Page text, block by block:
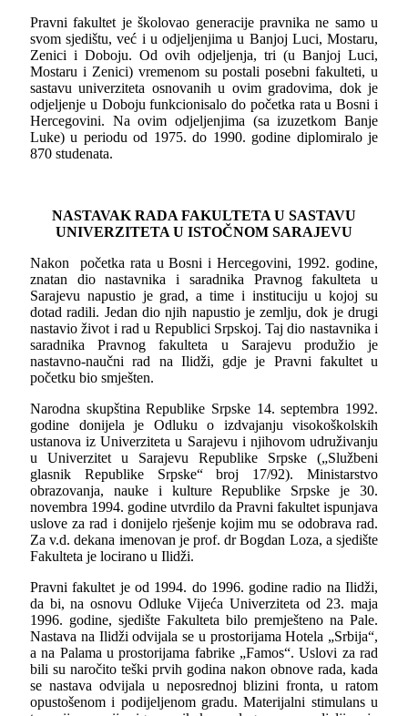
Pravni fakultet je školovao generacije pravnika ne samo u
svom sjedištu, već i u odјeljenjima u Banjoj Luci, Mostaru,
Zenici i Doboju. Od ovih odјeljenja, tri (u Banjoj Luci,
Mostaru i Zenici) vremenom su postali posebni fakulteti, u
sastavu univerziteta osnovanih u ovim gradovima, dok je
odјeljenje u Doboju funkcionisalo do početka rata u Bosni i
Hercegovini. Na ovim odјeljenjima (sa izuzetkom Banje
Luke) u periodu od 1975. do 1990. godine diplomiralo je
870 studenata.
NASTAVAK RADA FAKULTETA U SASTAVU
UNIVERZITETA U ISTOČNOM SARAJEVU
Nakon početka rata u Bosni i Hercegovini, 1992. godine,
znatan dio nastavnika i saradnika Pravnog fakulteta u
Sarajevu napustio je grad, a time i instituciju u kojoj su
dotad radili. Jedan dio njih napustio je zemlju, dok je drugi
nastavio život i rad u Republici Srpskoj. Taj dio nastavnika i
saradnika Pravnog fakulteta u Sarajevu produžio je
nastavno-naučni rad na Ilidži, gdje je Pravni fakultet u
početku bio smješten.
Narodna skupština Republike Srpske 14. septembra 1992.
godine donijela je Odluku o izdvajanju visokoškolskih
ustanova iz Univerziteta u Sarajevu i njihovom udruživanju
u Univerzitet u Sarajevu Republike Srpske („Službeni
glasnik Republike Srpske“ broj 17/92). Ministarstvo
obrazovanja, nauke i kulture Republike Srpske je 30.
novembra 1994. godine utvrdilo da Pravni fakultet ispunjava
uslove za rad i donijelo rješenje kojim mu se odobrava rad.
Za v.d. dekana imenovan je prof. dr Bogdan Loza, a sjedište
Fakulteta je locirano u Ilidži.
Pravni fakultet je od 1994. do 1996. godine radio na Ilidži,
da bi, na osnovu Odluke Vijeća Univerziteta od 23. maja
1996. godine, sjedište Fakulteta bilo premješteno na Pale.
Nastava na Ilidži odvijala se u prostorijama Hotela „Srbija“,
a na Palama u prostorijama fabrike „Famos“. Uslovi za rad
bili su naročito teški prvih godina nakon obnove rada, kada
se nastava odvijala u neposrednoj blizini fronta, u ratom
opustošenom i podijeljenom gradu. Materijalni stimulans u